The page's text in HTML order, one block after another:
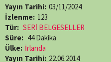
Yayın Tarihi: 03/11/2024
İzlenme: 123
Tür: SERİ BELGESELLER
Süre: 44 Dakika
Ülke: İrlanda
Yayın Tarihi: 22.06.2014